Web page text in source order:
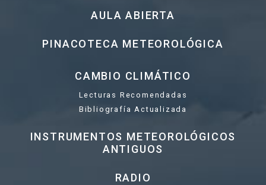
AULA ABIERTA
PINACOTECA METEOROLÓGICA
CAMBIO CLIMÁTICO
Lecturas Recomendadas
Bibliografía Actualizada
INSTRUMENTOS METEOROLÓGICOS
ANTIGUOS
RADIO